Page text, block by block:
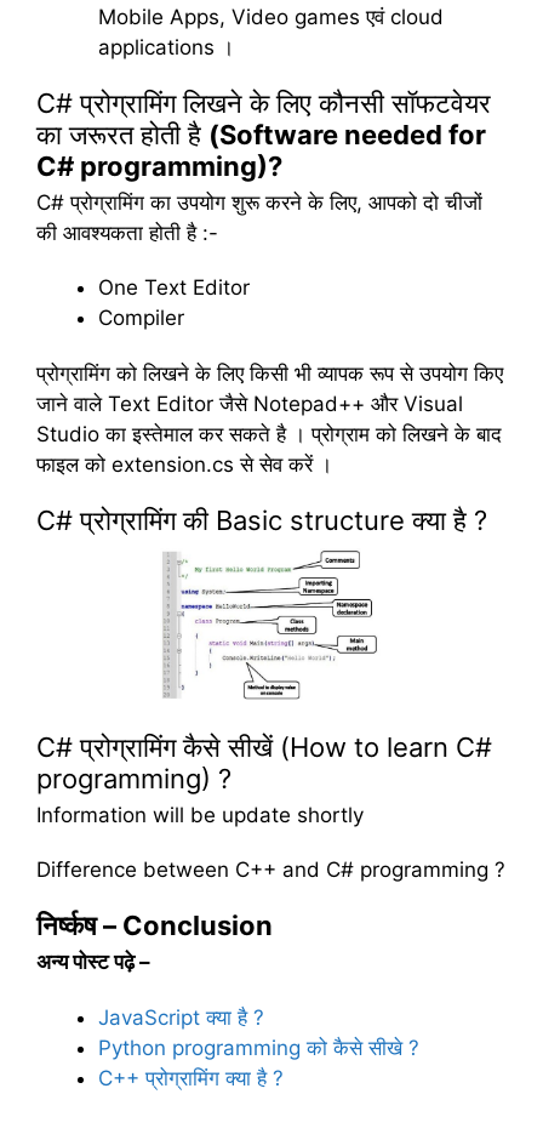
Mobile Apps, Video games एवं cloud
applications ।
C# प्रोग्रामिंग लिखने के लिए कौनसी सॉफटवेयर
का जरूरत होती है (Software needed for
C# programming)?
C# प्रोग्रामिंग का उपयोग शुरू करने के लिए, आपको दो चीजों
की आवश्यकता होती है :-
One Text Editor
Compiler
प्रोग्रामिंग को लिखने के लिए किसी भी व्यापक रूप से उपयोग किए
जाने वाले Text Editor जैसे Notepad++ और Visual
Studio का इस्तेमाल कर सकते है । प्रोग्राम को लिखने के बाद
फाइल को extension.cs से सेव करें ।
C# प्रोग्रामिंग की Basic structure क्या है ?
C# प्रोग्रामिंग कैसे सीखें (How to learn C#
programming) ?
Information will be update shortly
Difference between C++ and C# programming ?
निर्ष्कष – Conclusion
अन्य पोस्ट पढ़े –
JavaScript क्या है ?
Python programming को कैसे सीखे ?
C++ प्रोग्रामिंग क्या है ?